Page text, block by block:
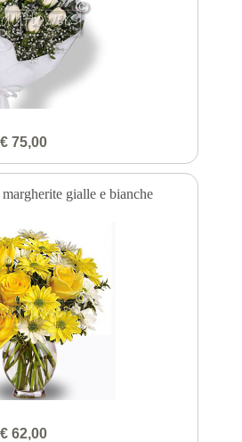
€ 75,00
gialle e bianche
€ 62,00